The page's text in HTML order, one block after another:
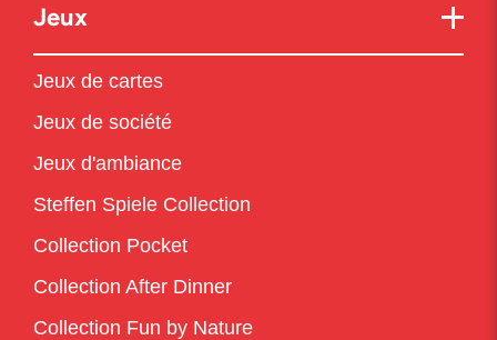
Jeux
Jeux de cartes
Jeux de société
Jeux d'ambiance
Steffen Spiele Collection
Collection Pocket
Collection After Dinner
Collection Fun by Nature